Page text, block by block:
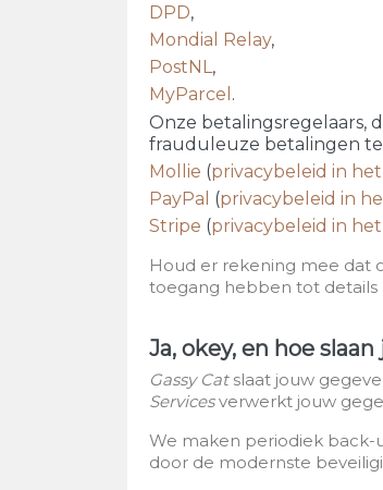
DPD,
Mondial Relay,
PostNL,
MyParcel .
Onze betalingsregelaars,
frauduleuze betalingen
Mollie (privacybeleid in
PayPal (privacybeleid in
Stripe (privacybeleid in
Houd er rekening mee dat
toegang hebben tot details
Ja, okey, en hoe
Gassy Catslaat jouw
Servicesverwerkt jouw
We maken periodiek back-
door de modernste